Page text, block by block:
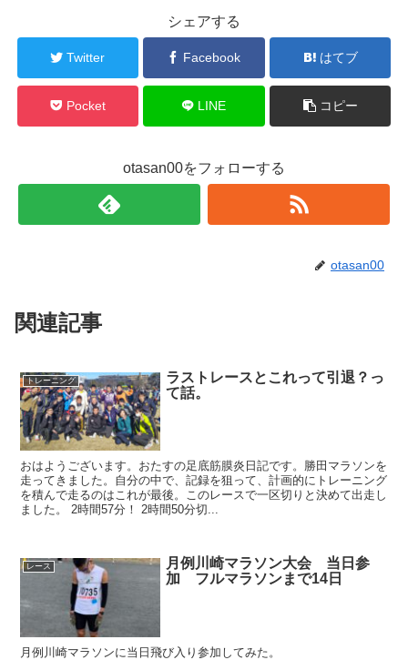
シェアする
Twitter Facebook はてブ
Pocket LINE コピー
otasan00をフォローする
otasan00
関連記事
トレーニング
ラストレースとこれって引退？っ
て話。
おはようございます。おたすの足底筋膜炎日記です。勝田マラソンを
走ってきました。自分の中で、記録を狙って、計画的にトレーニング
を積んで走るのはこれが最後。このレースで一区切りと決めて出走し
ました。 2時間57分！ 2時間50分切...
レース
月例川崎マラソン大会 当日参
加 フルマラソンまで14日
月例川崎マラソンに当日飛び入り参加してみた。